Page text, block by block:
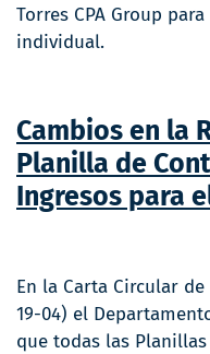
Torres CPA Group
individual.
Cambios en la
Planilla de
Ingresos para
En la Carta Circular de
19-04) el
que todas las